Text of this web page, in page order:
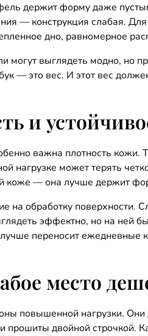
держит форму даже
— конструкция слабая.
дно, равномерное
могут выглядеть модно, но
— это вес. И этот вес
и
важна плотность кожи.
нагрузке может терять
коже — она лучше держит
на обработку поверхности.
эффектно, но на ней
переносит ежедневные
место
повышенной нагрузки.
прошиты двойной строчкой.